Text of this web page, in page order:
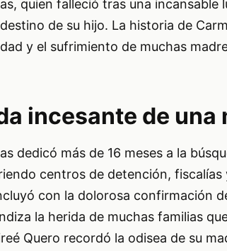
quien falleció tras una incansable
de su hijo. La historia de
y el sufrimiento de muchas
incesante de una
dedicó más de 16 meses a la
centros de detención, fiscalías
con la dolorosa confirmación
la herida de muchas familias
Quero recordó la odisea de su